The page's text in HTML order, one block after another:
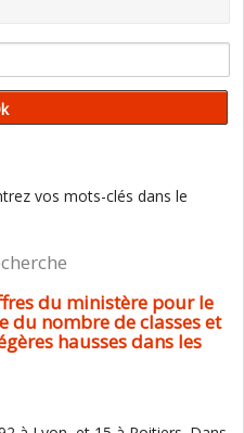
vos mots-clés dans le
du ministère pour le
du nombre de classes et
hausses dans les